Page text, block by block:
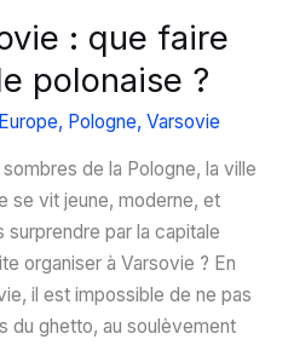
: que faire
polonaise ?
Europe, Pologne, Varsovie
de la Pologne, la ville
se vit jeune, moderne, et
par la capitale
organiser à Varsovie ? En
il est impossible de ne pas
du ghetto, au soulèvement